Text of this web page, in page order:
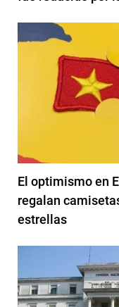
El optimismo en
regalan
estrellas